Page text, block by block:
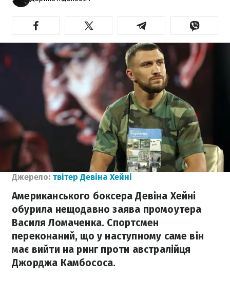
Джерело: твітер Девіна Хейні
Американського боксера Девіна Хейні
обурила нещодавно заява промоутера
Василя Ломаченка. Спортсмен
переконаний, що у наступному саме він
має вийти на ринг проти австралійця
Джорджа Камбососа.